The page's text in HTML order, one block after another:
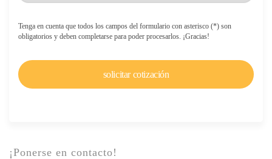
Tenga en cuenta que todos los campos del formulario con asterisco (*) son
obligatorios y deben completarse para poder procesarlos. ¡Gracias!
¡Ponerse en contacto!